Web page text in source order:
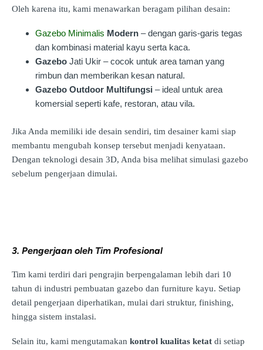
Oleh karena itu, kami menawarkan beragam pilihan desain:
Gazebo Minimalis Modern – dengan garis-garis tegas
dan kombinasi material kayu serta kaca.
Gazebo Jati Ukir – cocok untuk area taman yang
rimbun dan memberikan kesan natural.
Gazebo Outdoor Multifungsi – ideal untuk area
komersial seperti kafe, restoran, atau vila.
Jika Anda memiliki ide desain sendiri, tim desainer kami siap
membantu mengubah konsep tersebut menjadi kenyataan.
Dengan teknologi desain 3D, Anda bisa melihat simulasi gazebo
sebelum pengerjaan dimulai.
3. Pengerjaan oleh Tim Profesional
Tim kami terdiri dari pengrajin berpengalaman lebih dari 10
tahun di industri pembuatan gazebo dan furniture kayu. Setiap
detail pengerjaan diperhatikan, mulai dari struktur, finishing,
hingga sistem instalasi.
Selain itu, kami mengutamakan kontrol kualitas ketat di setiap